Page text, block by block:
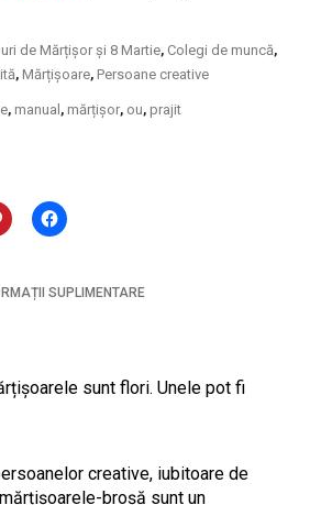
de Mărțișor și 8 Martie, Colegi de muncă,
, Mărțișoare, Persoane creative
, manual , mărțișor, ou, prajit
Dă
clic
pe
Pinterest(Se
Dă
clic
pe
Facebook(Se
SUPLIMENTARE
sunt flori. Unele pot fi
creative, iubitoare de
broşă sunt un